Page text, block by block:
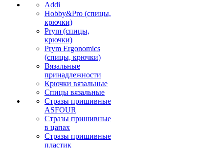
Addi
Hobby&Pro (спицы,
крючки)
Prym (спицы,
крючки)
Prym Ergonomics
(спицы, крючки)
Вязальные
принадлежности
Крючки вязальные
Спицы вязальные
Стразы пришивные
ASFOUR
Стразы пришивные
в цапах
Стразы пришивные
пластик